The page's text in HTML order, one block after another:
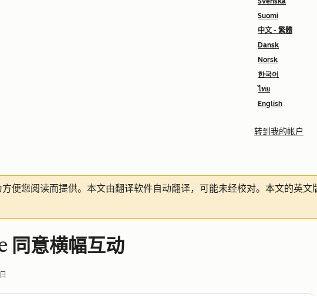
Suomi
中文 - 繁體
Dansk
Norsk
한국어
ไทย
English
转到我的帐户
便您阅读而提供。 本文由翻译软件自动翻译，可能未经校对。本文的英
同意横幅互动